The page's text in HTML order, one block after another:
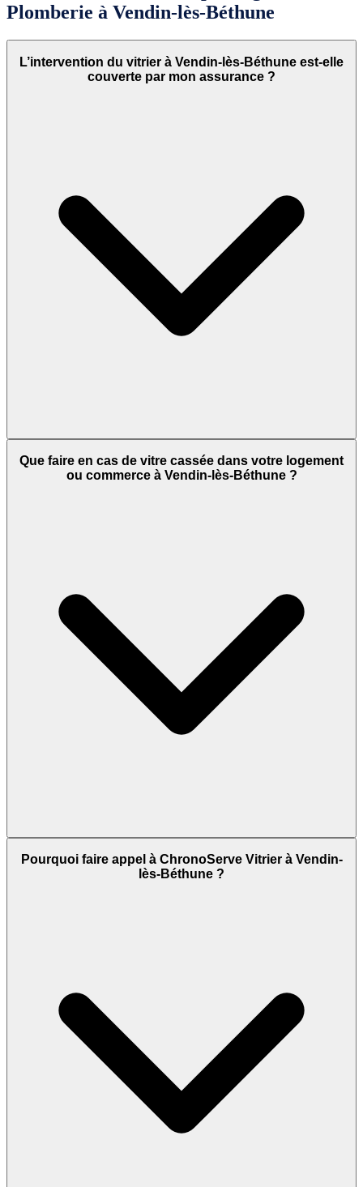
Plomberie à Vendin-lès-Béthune
L’intervention du vitrier à Vendin-lès-Béthune est-elle
couverte par mon assurance ?
Que faire en cas de vitre cassée dans votre logement
ou commerce à Vendin-lès-Béthune ?
Pourquoi faire appel à ChronoServe Vitrier à Vendin-
lès-Béthune ?